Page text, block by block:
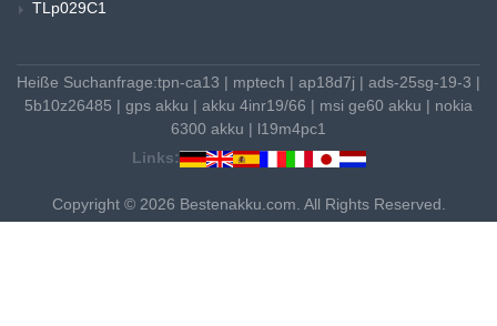
TLp029C1
Heiße Suchanfrage:tpn-ca13 | mptech | ap18d7j | ads-25sg-19-3 |
5b10z26485 | gps akku | akku 4inr19/66 | msi ge60 akku | nokia
6300 akku | l19m4pc1
Links:
Copyright © 2026 Bestenakku.com. All Rights Reserved.